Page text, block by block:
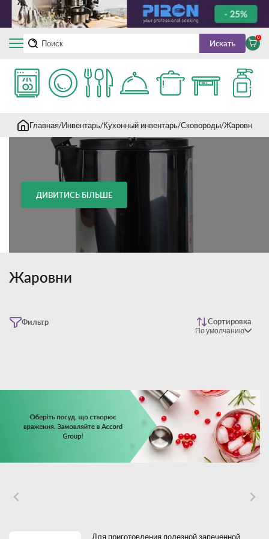
Искать
0
Главная Инвентарь Кухонный инвентарь Сковороды Жаровни
ДИВИТИСЬ БІЛЬШЕ
Жаровни
Фильтр Сортировка
По умолчанию
Для приготовления полезной запеченной